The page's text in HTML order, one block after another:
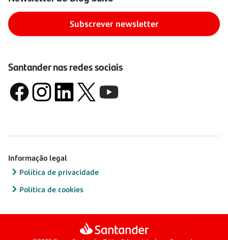
Subscrever newsletter
Santander nas redes sociais
Informação legal
Política de privacidade
Política de cookies